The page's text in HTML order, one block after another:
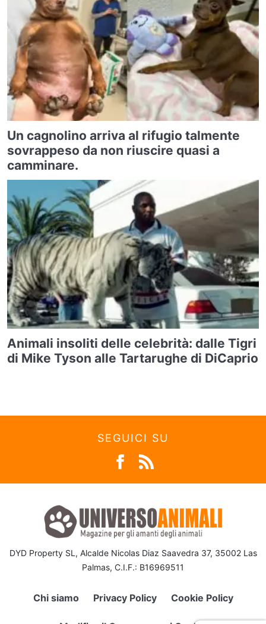
Un cagnolino arriva al rifugio talmente
sovrappeso da non riuscire quasi a
camminare.
Animali insoliti delle celebrità: dalle Tigri
di Mike Tyson alle Tartarughe di DiCaprio
SEGUICI SU
DYD Property SL, Alcalde Nicolas Diaz Saavedra 37, 35002 Las
Palmas, C.I.F.: B16969511
Chi siamo Privacy Policy Cookie Policy